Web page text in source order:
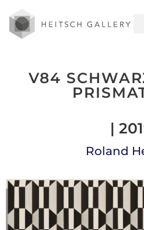
V84
|
Roland